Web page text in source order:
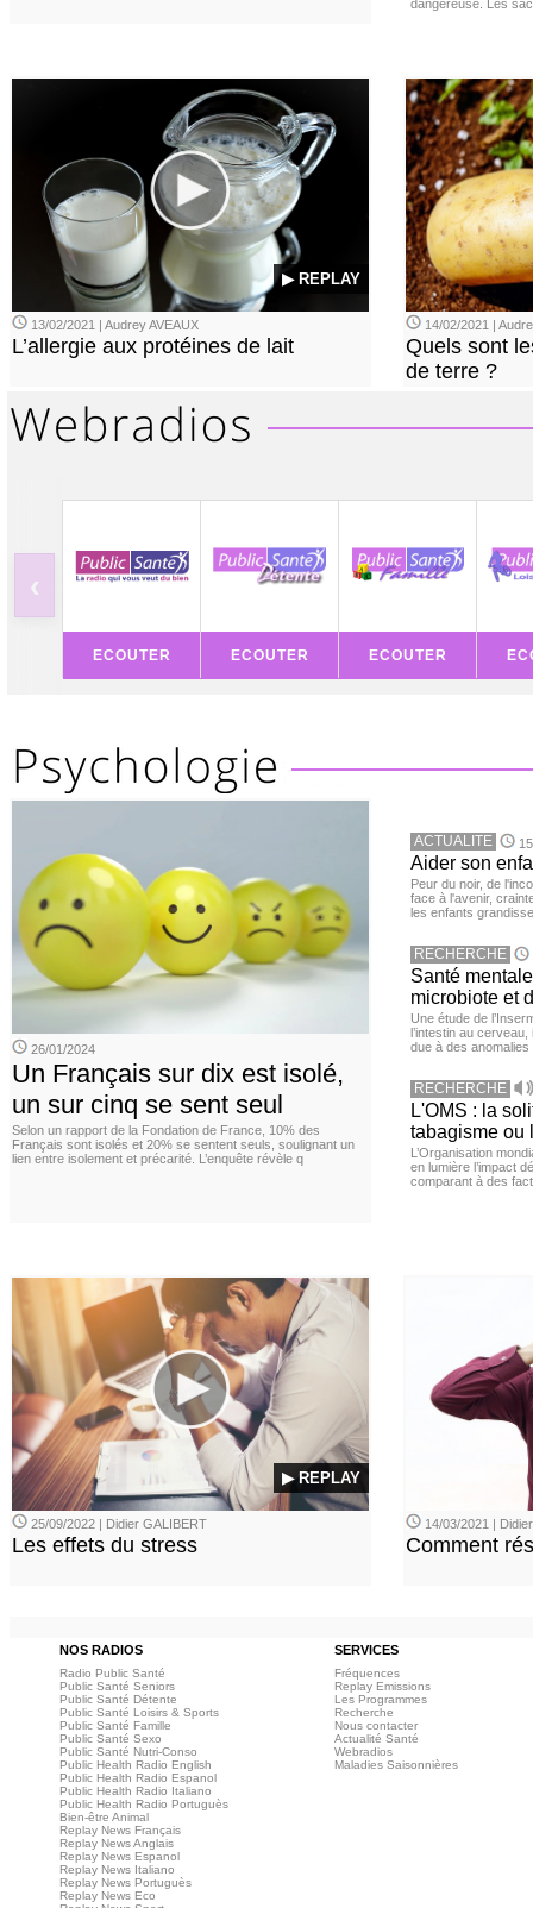
dangereuse. Les
▶ REPLAY
13/02/2021 | Audrey AVEAUX
L’allergie aux protéines de lait
14/02/2021 |
Quels sont
de terre ?
‹
ECOUTER ECOUTER ECOUTER
26/01/2024
Un Français sur dix est isolé,
un sur cinq se sent seul
Selon un rapport de la Fondation de France, 10% des
Français sont isolés et 20% se sentent seuls, soulignant un
lien entre isolement et précarité. L’enquête révèle q
ACTUALITE
Aider son
Peur du noir, de
face à l'avenir,
les enfants
RECHERCHE
Santé
microbiote et
Une étude de
l’intestin au
due à des
RECHERCHE
L'OMS : la
tabagisme ou
L’Organisation
en lumière l’impact
comparant à des
▶ REPLAY
25/09/2022 | Didier GALIBERT
Les effets du stress
14/03/2021 |
Comment
NOS RADIOS SERVICES
Radio Public Santé
Public Santé Seniors
Public Santé Détente
Public Santé Loisirs & Sports
Public Santé Famille
Public Santé Sexo
Public Santé Nutri-Conso
Public Health Radio English
Public Health Radio Espanol
Public Health Radio Italiano
Public Health Radio Portuguès
Bien-être Animal
Replay News Français
Replay News Anglais
Replay News Espanol
Replay News Italiano
Replay News Portuguès
Replay News Eco
Fréquences
Replay Emissions
Les Programmes
Recherche
Nous contacter
Actualité Santé
Webradios
Maladies Saisonnières